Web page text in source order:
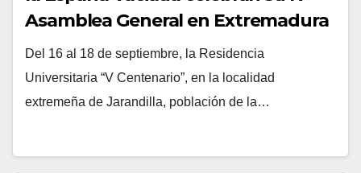
Asamblea General en Extremadura
para trazar su Plan de Acción anual
Del 16 al 18 de septiembre, la Residencia
Universitaria “V Centenario”, en la localidad
extremeña de Jarandilla, población de la…